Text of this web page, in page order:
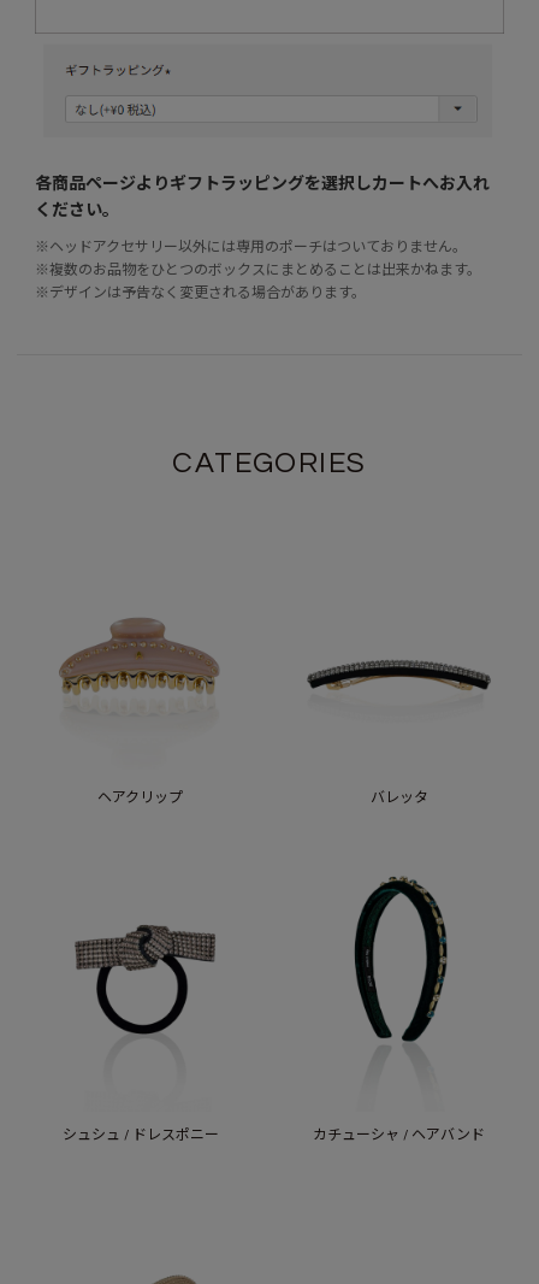
各商品ページよりギフトラッピングを選択しカートへお入れ
ください。
※ヘッドアクセサリー以外には専用のポーチはついておりません。
※複数のお品物をひとつのボックスにまとめることは出来かねます。
※デザインは予告なく変更される場合があります。
CATEGORIES
ヘアクリップ バレッタ
シュシュ / ドレスポニー カチューシャ / ヘアバンド